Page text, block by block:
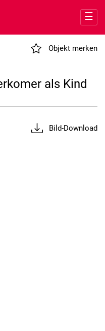
☰
Objekt merken
als Kind
Bild-Download